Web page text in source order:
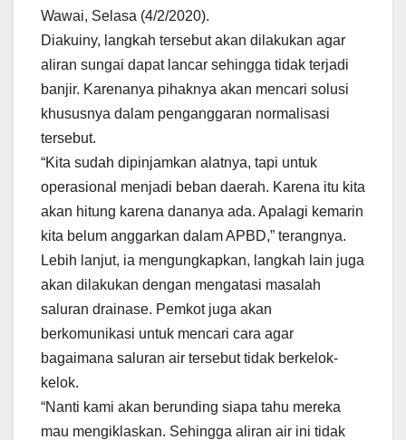
Wawai, Selasa (4/2/2020).
Diakuiny, langkah tersebut akan dilakukan agar
aliran sungai dapat lancar sehingga tidak terjadi
banjir. Karenanya pihaknya akan mencari solusi
khususnya dalam penganggaran normalisasi
tersebut.
“Kita sudah dipinjamkan alatnya, tapi untuk
operasional menjadi beban daerah. Karena itu kita
akan hitung karena dananya ada. Apalagi kemarin
kita belum anggarkan dalam APBD,” terangnya.
Lebih lanjut, ia mengungkapkan, langkah lain juga
akan dilakukan dengan mengatasi masalah
saluran drainase. Pemkot juga akan
berkomunikasi untuk mencari cara agar
bagaimana saluran air tersebut tidak berkelok-
kelok.
“Nanti kami akan berunding siapa tahu mereka
mau mengiklaskan. Sehingga aliran air ini tidak